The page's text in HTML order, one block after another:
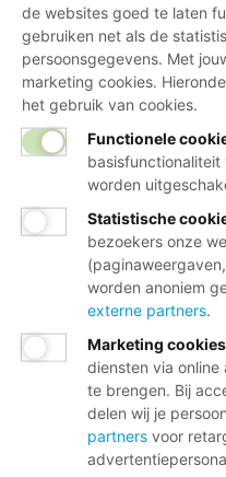
de websites goed te laten
gebruiken net als de
persoonsgegevens. Met
marketing cookies.
het gebruik van cookies.
Functionele
worden
Statistische
bezoekers onze
worden anoniem
externe partners.
Marketing cookies
diensten via
te brengen. Bij
delen wij je
partners voor